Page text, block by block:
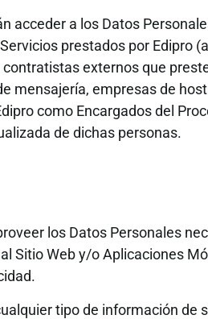
acceder a los Datos
prestados por Edipro
externos que
mensajería, empresas de
como Encargados del
de dichas personas.
los Datos Personales
Sitio Web y/o Aplicaciones
tipo de información de